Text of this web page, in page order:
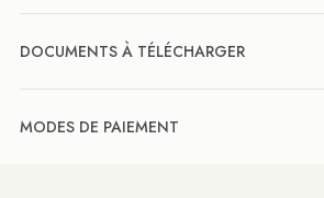
DOCUMENTS À TÉLÉCHARGER
MODES DE PAIEMENT